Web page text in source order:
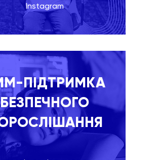
Instagram
ПІДТРИМКА
БЕЗПЕЧНОГО